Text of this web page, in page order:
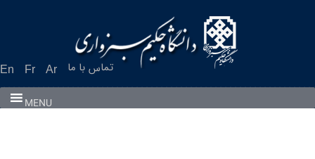
En Fr Ar تماس با ما
MENU